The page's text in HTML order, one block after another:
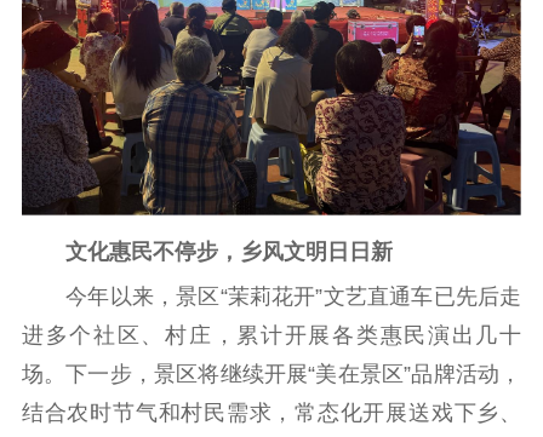
科研创新
服务管理平台
智库服务
管理平台
文艺创作
服务管理
文化产业
统计分析
数字出版
审读服务
新闻发布工作备
案管理系统
电影
服务
理论宣讲
共建共享平台
政工继续教育学
习平台
文化惠民不停步，乡风文明日日新
今年以来，景区“茉莉花开”文艺直通车已先后走
进多个社区、村庄，累计开展各类惠民演出几十
场。下一步，景区将继续开展“美在景区”品牌活动，
结合农时节气和村民需求，常态化开展送戏下乡、